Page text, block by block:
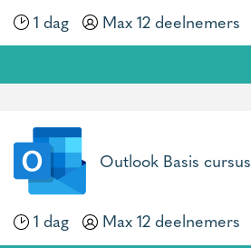
1 dag
Max 12 deelnemers
Outlook Basis cursus
1 dag
Max 12 deelnemers